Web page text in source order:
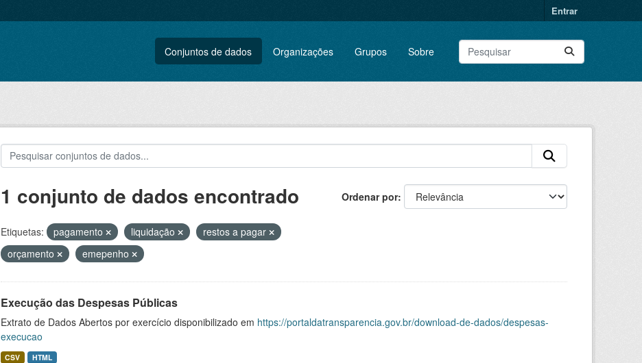
Entrar
Conjuntos de dados Organizações Grupos Sobre
Ordenar por
1 conjunto de dados encontrado
Etiquetas: pagamento liquidação
restos a pagar
orçamento
emepenho
Execução das Despesas Públicas
Extrato de Dados Abertos por exercício disponibilizado em https://portaldatransparencia.gov.br/download-de-dados/despesas-
execucao
CSV HTML